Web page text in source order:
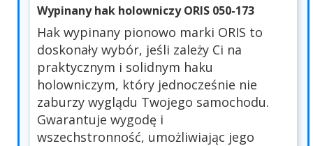
Wypinany hak holowniczy ORIS 050-173
Hak wypinany pionowo marki ORIS to
doskonały wybór, jeśli zależy Ci na
praktycznym i solidnym haku
holowniczym, który jednocześnie nie
zaburzy wyglądu Twojego samochodu.
Gwarantuje wygodę i
wszechstronność, umożliwiając jego